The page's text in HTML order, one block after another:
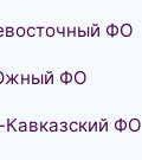
ФО
ФО
ФО